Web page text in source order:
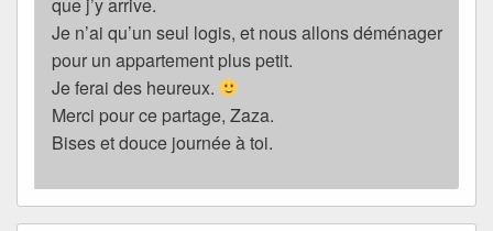
Je n’ai qu’un seul logis, et nous allons déménager
pour un appartement plus petit.
Je ferai des heureux.
Merci pour ce partage, Zaza.
Bises et douce journée à toi.